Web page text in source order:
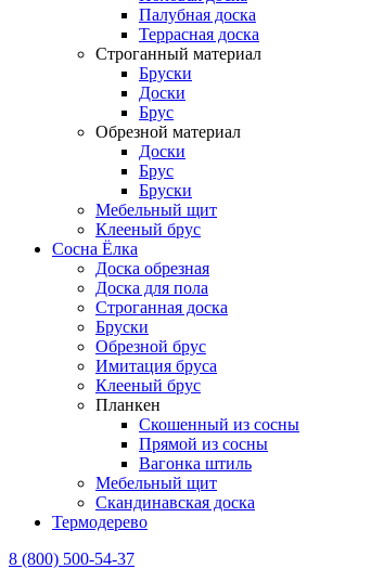
Палубная доска
Террасная доска
Строганный материал
Бруски
Доски
Брус
Обрезной материал
Доски
Брус
Бруски
Мебельный щит
Клееный брус
Сосна Ёлка
Доска обрезная
Доска для пола
Строганная доска
Бруски
Обрезной брус
Имитация бруса
Клееный брус
Планкен
Скошенный из сосны
Прямой из сосны
Вагонка штиль
Мебельный щит
Скандинавская доска
Термодерево
8 (800) 500-54-37